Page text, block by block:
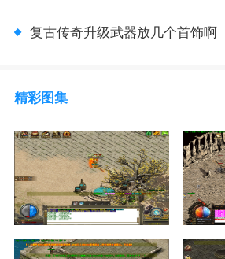
复古传奇升级武器放几个首饰啊
精彩图集